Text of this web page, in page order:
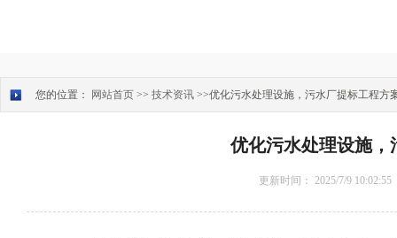
您的位置： 网站首页 >> 技术资讯 >>优化污水处理设施，污水厂提标工程方
优化污水处理设施，
更新时间： 2025/7/9 10:02:55